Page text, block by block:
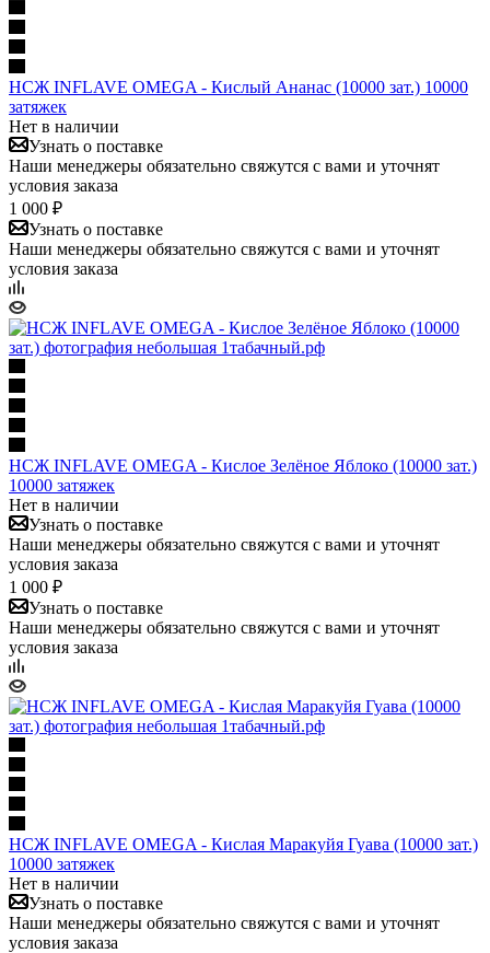
НСЖ INFLAVE OMEGA - Кислый Ананас (10000 зат.) 10000
затяжек
Нет в наличии
Узнать о поставке
Наши менеджеры обязательно свяжутся с вами и уточнят
условия заказа
1 000 ₽
Узнать о поставке
Наши менеджеры обязательно свяжутся с вами и уточнят
условия заказа
НСЖ INFLAVE OMEGA - Кислое Зелёное Яблоко (10000 зат.)
10000 затяжек
Нет в наличии
Узнать о поставке
Наши менеджеры обязательно свяжутся с вами и уточнят
условия заказа
1 000 ₽
Узнать о поставке
Наши менеджеры обязательно свяжутся с вами и уточнят
условия заказа
НСЖ INFLAVE OMEGA - Кислая Маракуйя Гуава (10000 зат.)
10000 затяжек
Нет в наличии
Узнать о поставке
Наши менеджеры обязательно свяжутся с вами и уточнят
условия заказа